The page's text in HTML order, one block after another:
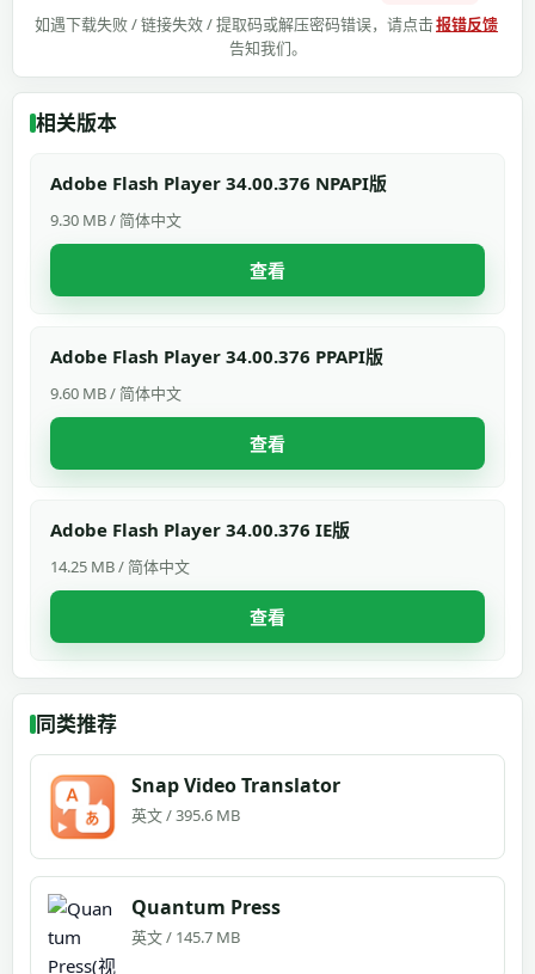
如遇下载失败 / 链接失效 / 提取码或解压密码错误，请点击报错反馈
告知我们。
相关版本
Adobe Flash Player 34.00.376 NPAPI版
9.30 MB / 简体中文
查看
Adobe Flash Player 34.00.376 PPAPI版
9.60 MB / 简体中文
查看
Adobe Flash Player 34.00.376 IE版
14.25 MB / 简体中文
查看
同类推荐
Snap Video Translator
英文 / 395.6 MB
Quantum Press
英文 / 145.7 MB